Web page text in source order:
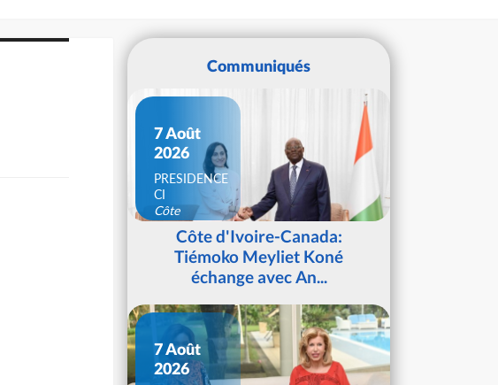
Communiqués
7 Août
2026
PRESIDENCE
CI
Côte
d'IvoireCôte d'Ivoire-Canada:
Tiémoko Meyliet Koné
échange avec An...
7 Août
2026